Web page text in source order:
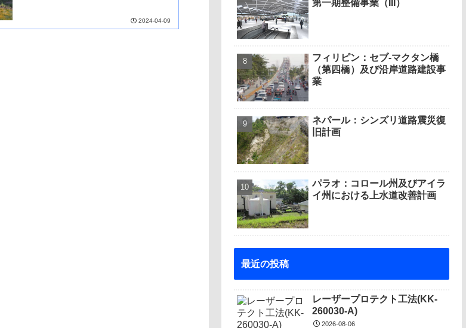
2024-04-09
第一期整備事業（III）
フィリピン：セブ-マクタン橋
（第四橋）及び沿岸道路建設事
業
ネパール：シンズリ道路震災復
旧計画
パラオ：コロール州及びアイラ
イ州における上水道改善計画
最近の投稿
レーザープロテクト⼯法(KK-
260030-A)
2026-08-06